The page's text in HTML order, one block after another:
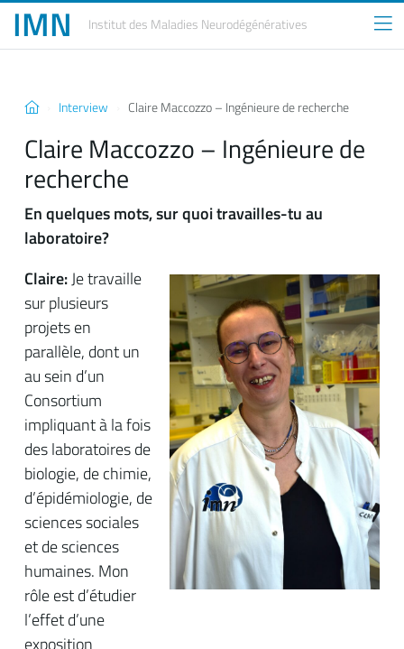
IMN Institut des Maladies Neurodégénératives
Interview Claire Maccozzo – Ingénieure de recherche
Claire Maccozzo – Ingénieure de
recherche
En quelques mots, sur quoi travailles-tu au
laboratoire?
Claire:Je travaille
sur plusieurs
projets en
parallèle, dont un
au sein d’un
Consortium
impliquant à la fois
des laboratoires de
biologie, de chimie,
d’épidémiologie, de
sciences sociales
et de sciences
humaines. Mon
rôle est d’étudier
l’effet d’une
exposition